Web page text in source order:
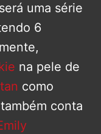
será uma série
6
na pele de
como
conta